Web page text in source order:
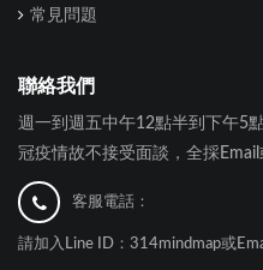
常見問題
聯絡我們
週一到週五中午12點半到下午5
冠疫情故不接受面談，全採Email
客服電話：
請加入Line ID：314mindmap或